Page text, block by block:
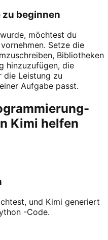
zu beginnen
möchtest du
Setze die
Bibliotheken
hinzuzufügen, die
die Leistung zu
Aufgabe passt.
Kimi helfen
und Kimi generiert
-Code.